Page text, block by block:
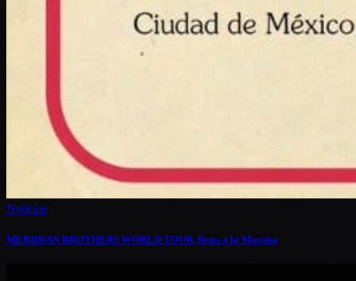
Noticias
MERIDIAN BROTHERS WORLD TOUR, llega a la Maraka